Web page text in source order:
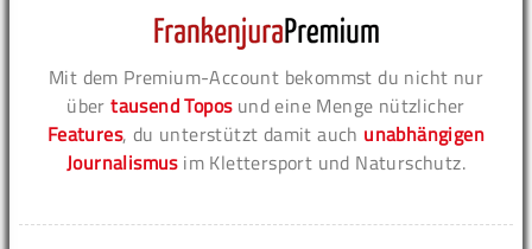
Mit dem Premium-Account bekommst du nicht nur
übertausend Toposund eine Menge nützlicher
Features, du unterstützt damit auch unabhängigen
Journalismusim Klettersport und Naturschutz.